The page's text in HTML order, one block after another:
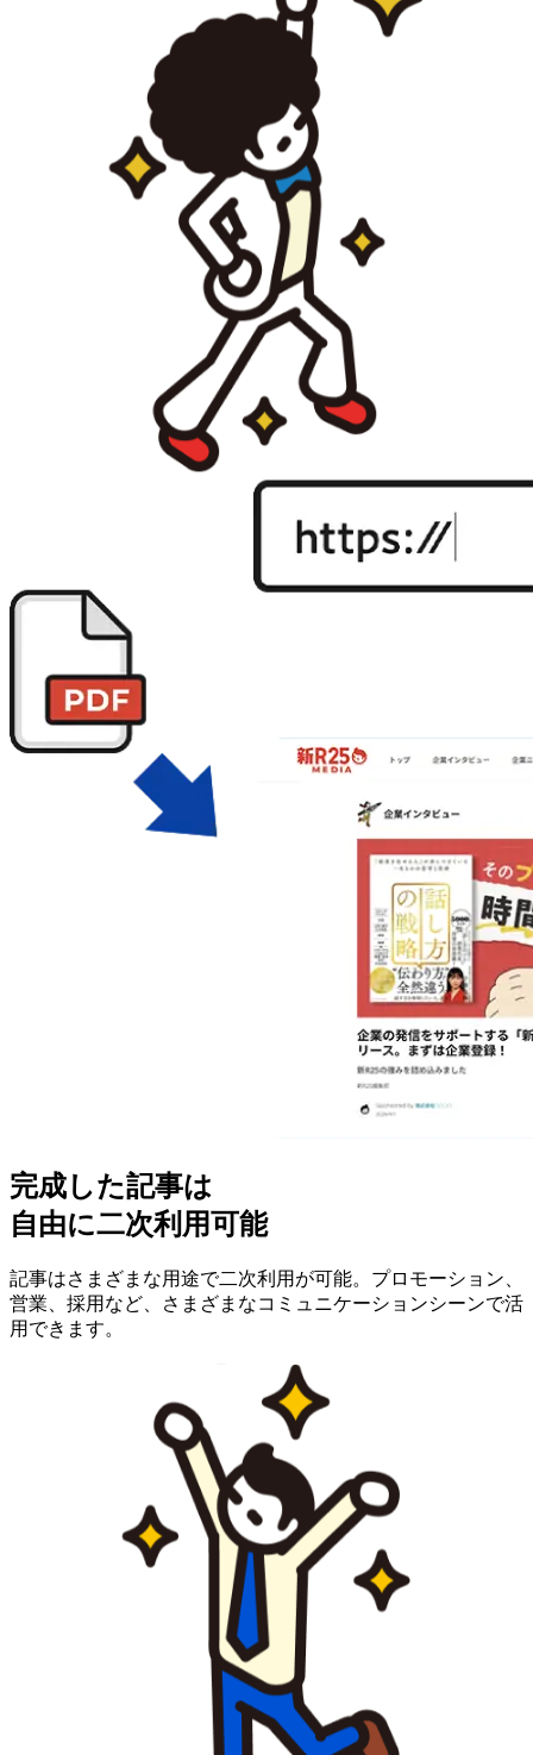
完成した記事は
自由に二次利用可能
記事はさまざまな用途で二次利用が可能。プロモーション、
営業、採用など、さまざまなコミュニケーションシーンで活
用できます。